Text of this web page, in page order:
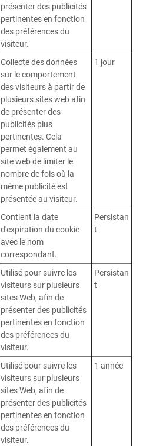
présenter des publicités
pertinentes en fonction
des préférences du
visiteur.
Collecte des données
sur le comportement
des visiteurs à partir de
plusieurs sites web afin
de présenter des
publicités plus
pertinentes. Cela
permet également au
site web de limiter le
nombre de fois où la
même publicité est
présentée au visiteur.
1 jour
Contient la date
d'expiration du cookie
avec le nom
correspondant.
Persistan
t
Utilisé pour suivre les
visiteurs sur plusieurs
sites Web, afin de
présenter des publicités
pertinentes en fonction
des préférences du
visiteur.
Persistan
t
Utilisé pour suivre les
visiteurs sur plusieurs
sites Web, afin de
présenter des publicités
pertinentes en fonction
des préférences du
visiteur.
1 année